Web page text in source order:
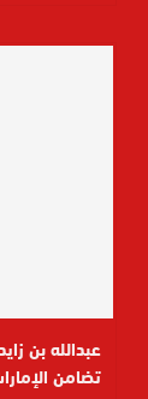
عبدالله بن
تضامن